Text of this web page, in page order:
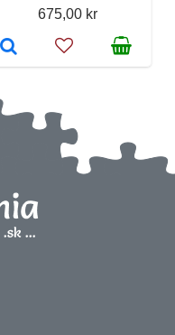
675,00 kr